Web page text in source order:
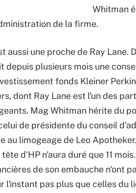
Whitman
de la firme.
aussi une proche de Ray Lane.
depuis plusieurs mois une
fonds Kleiner
dont Ray Lane est l'un des
Mag Whitman hérite du
de présidente du conseil
au limogeage de Leo
tête d'HP n'aura duré que 11
de son embauche n'ont
l'instant pas plus que celles du